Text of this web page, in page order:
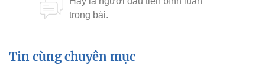
Tin cùng chuyên mục